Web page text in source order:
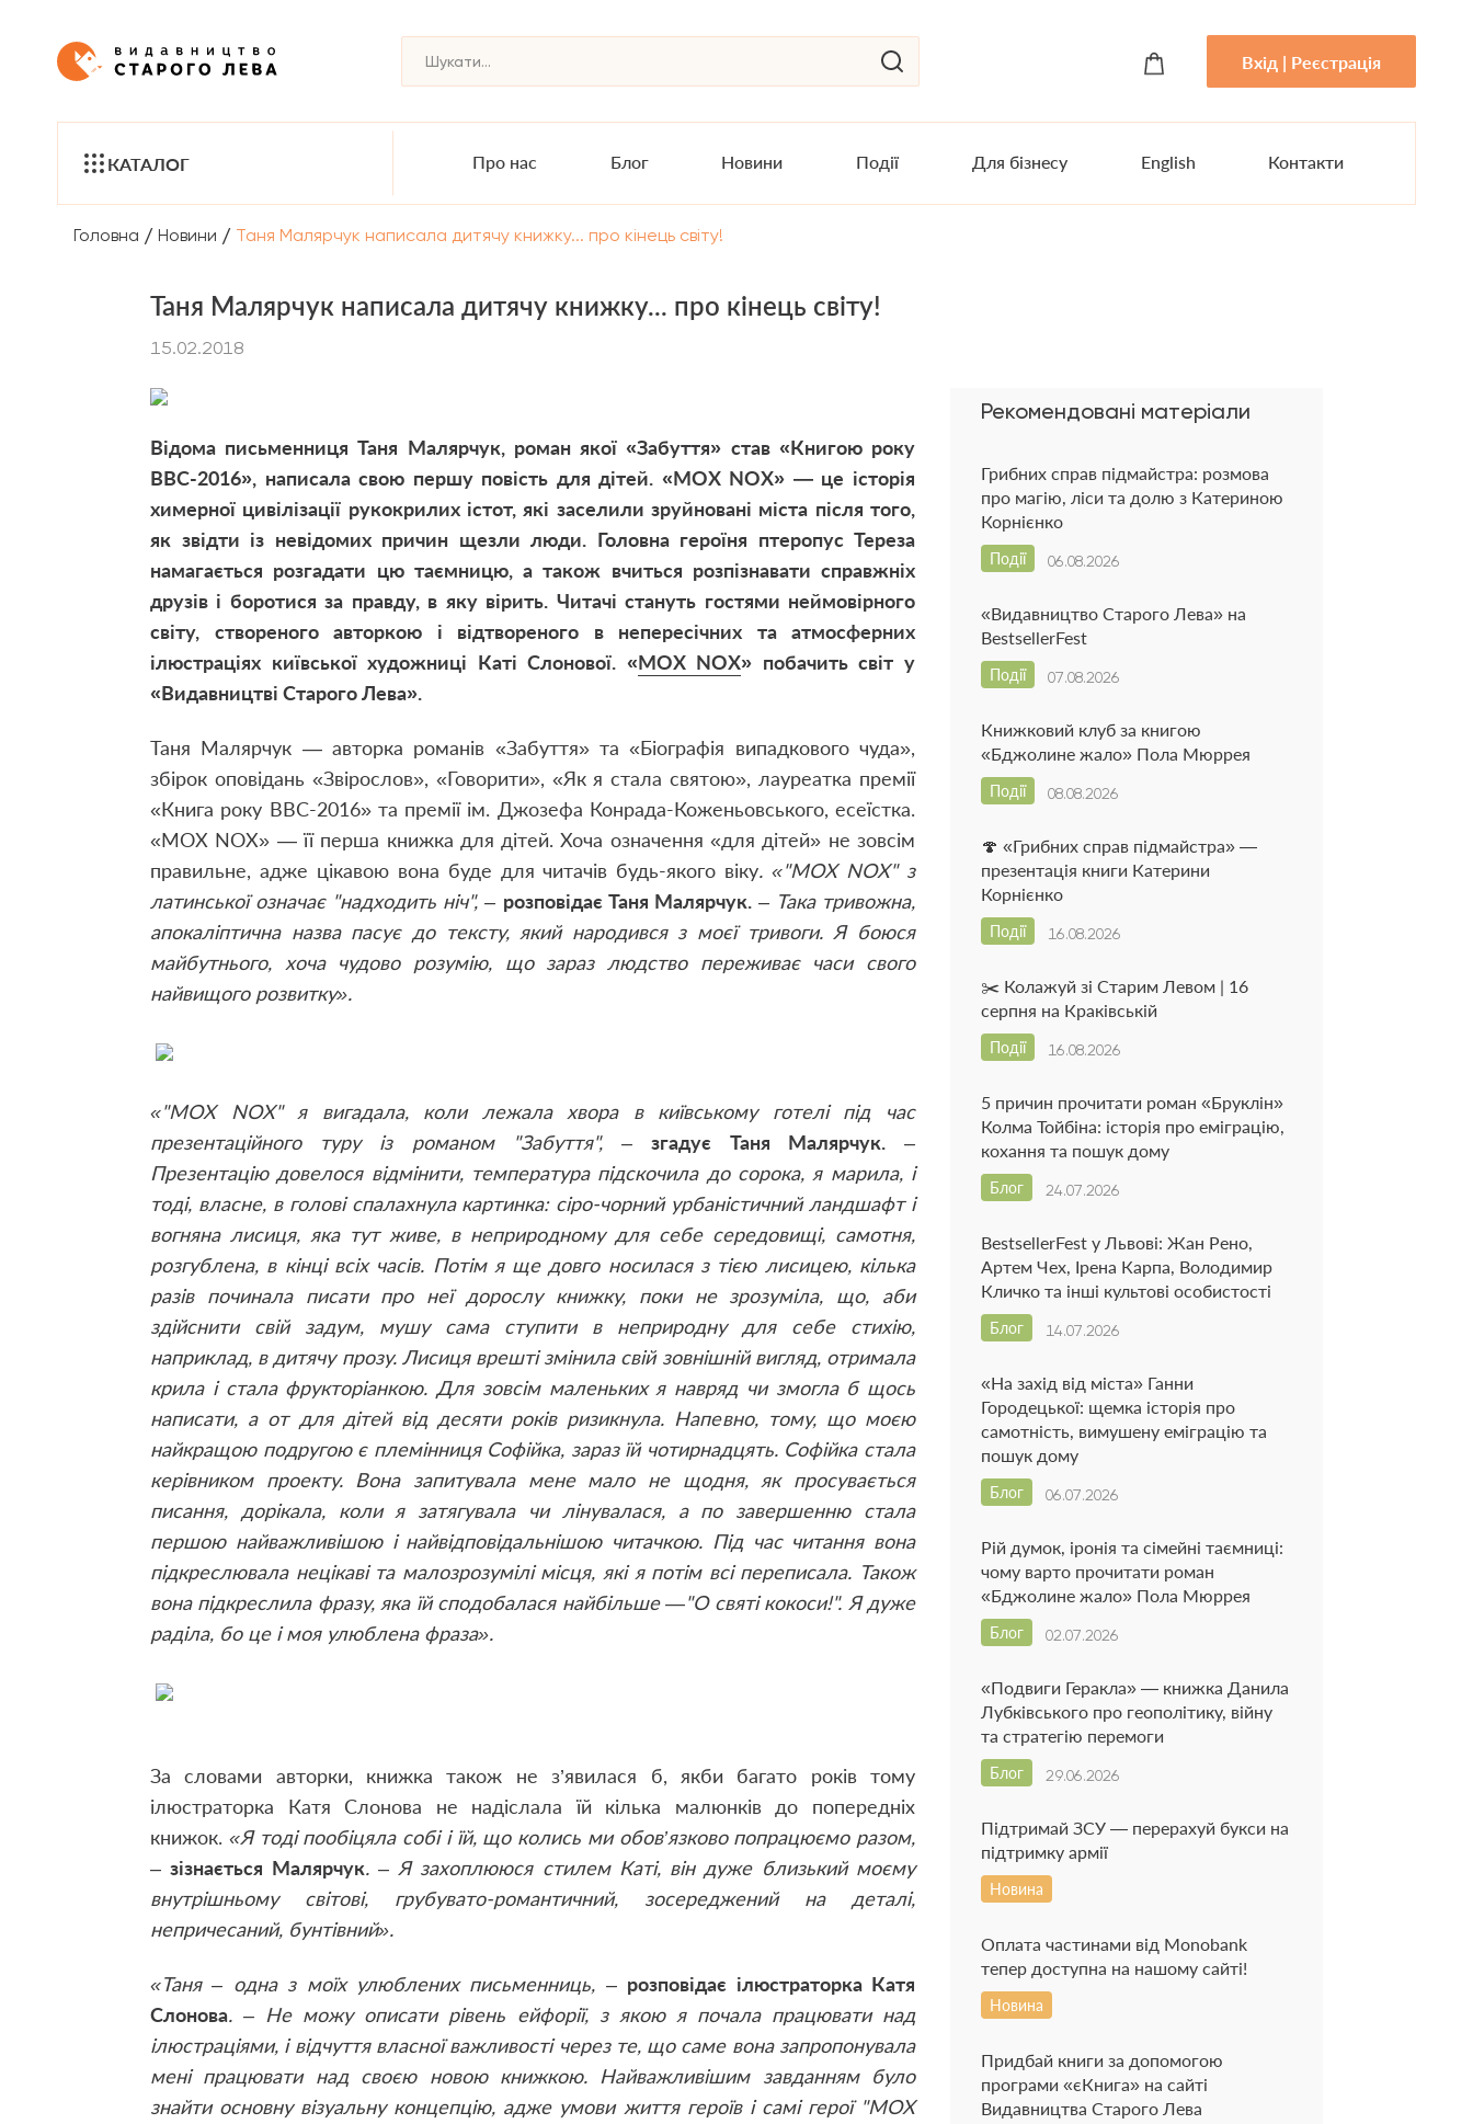
Вхід | Реєстрація
КАТАЛОГ Про нас Блог Новини Події Для бізнесу English Контакти
Головна / Новини / Таня Малярчук написала дитячу книжку... про кінець світу!
Таня Малярчук написала дитячу книжку... про кінець світу!
15.02.2018
Відома письменниця Таня Малярчук, роман якої «Забуття» став «Книгою року
ВВС-2016», написала свою першу повість для дітей. «MOX NOX» — це історія
химерної цивілізації рукокрилих істот, які заселили зруйновані міста після того,
як звідти із невідомих причин щезли люди. Головна героїня птеропус Тереза
намагається розгадати цю таємницю, а також вчиться розпізнавати справжніх
друзів і боротися за правду, в яку вірить. Читачі стануть гостями неймовірного
світу, створеного авторкою і відтвореного в непересічних та атмосферних
ілюстраціях київської художниці Каті Слонової. «MOX NOX» побачить світ у
«Видавництві Старого Лева».
Таня Малярчук — авторка романів «Забуття» та «Біографія випадкового чуда»,
збірок оповідань «Звірослов», «Говорити», «Як я стала святою», лауреатка премії
«Книга року ВВС-2016» та премії ім. Джозефа Конрада-Коженьовського, есеїстка.
«MOX NOX» — її перша книжка для дітей. Хоча означення «для дітей» не зовсім
правильне, адже цікавою вона буде для читачів будь-якого віку. «"MOX NOX" з
латинської означає "надходить ніч", – розповідає Таня Малярчук.– Така тривожна,
апокаліптична назва пасує до тексту, який народився з моєї тривоги. Я боюся
майбутнього, хоча чудово розумію, що зараз людство переживає часи свого
найвищого розвитку».
«"MOX NOX" я вигадала, коли лежала хвора в київському готелі під час
презентаційного туру із романом "Забуття", –згадує Таня Малярчук.–
Презентацію довелося відмінити, температура підскочила до сорока, я марила, і
тоді, власне, в голові спалахнула картинка: сіро-чорний урбаністичний ландшафт і
вогняна лисиця, яка тут живе, в неприродному для себе середовищі, самотня,
розгублена, в кінці всіх часів. Потім я ще довго носилася з тією лисицею, кілька
разів починала писати про неї дорослу книжку, поки не зрозуміла, що, аби
здійснити свій задум, мушу сама ступити в неприродну для себе стихію,
наприклад, в дитячу прозу. Лисиця врешті змінила свій зовнішній вигляд, отримала
крила і стала фрукторіанкою. Для зовсім маленьких я навряд чи змогла б щось
написати, а от для дітей від десяти років ризикнула. Напевно, тому, що моєю
найкращою подругою є племінниця Софійка, зараз їй чотирнадцять. Софійка стала
керівником проекту. Вона запитувала мене мало не щодня, як просувається
писання, дорікала, коли я затягувала чи лінувалася, а по завершенню стала
першою найважливішою і найвідповідальнішою читачкою. Під час читання вона
підкреслювала нецікаві та малозрозумілі місця, які я потім всі переписала. Також
вона підкреслила фразу, яка їй сподобалася найбільше —"О святі кокоси!". Я дуже
раділа, бо це і моя улюблена фраза».
За словами авторки, книжка також не з’явилася б, якби багато років тому
ілюстраторка Катя Слонова не надіслала їй кілька малюнків до попередніх
книжок. «Я тоді пообіцяла собі і їй, що колись ми обов’язково попрацюємо разом,
–зізнається Малярчук. – Я захоплююся стилем Каті, він дуже близький моєму
внутрішньому світові, грубувато-романтичний, зосереджений на деталі,
непричесаний, бунтівний».
«Таня – одна з моїх улюблених письменниць, – розповідає ілюстраторка Катя
Слонова. – Не можу описати рівень ейфорії, з якою я почала працювати над
ілюстраціями, і відчуття власної важливості через те, що саме вона запропонувала
мені працювати над своєю новою книжкою. Найважливішим завданням було
знайти основну візуальну концепцію, адже умови життя героїв і самі герої "MOX
Рекомендовані матеріали
Грибних справ підмайстра: розмова
про магію, ліси та долю з Катериною
Корнієнко
06.08.2026
Події
«Видавництво Старого Лева» на
BestsellerFest
07.08.2026
Події
Книжковий клуб за книгою
«Бджолине жало» Пола Мюррея
08.08.2026
Події
🍄 «Грибних справ підмайстра» —
презентація книги Катерини
Корнієнко
16.08.2026
Події
✂️ Колажуй зі Старим Левом | 16
серпня на Краківській
16.08.2026
Події
5 причин прочитати роман «Бруклін»
Колма Тойбіна: історія про еміграцію,
кохання та пошук дому
24.07.2026
Блог
BestsellerFest у Львові: Жан Рено,
Артем Чех, Ірена Карпа, Володимир
Кличко та інші культові особистості
14.07.2026
Блог
«На захід від міста» Ганни
Городецької: щемка історія про
самотність, вимушену еміграцію та
пошук дому
06.07.2026
Блог
Рій думок, іронія та сімейні таємниці:
чому варто прочитати роман
«Бджолине жало» Пола Мюррея
02.07.2026
Блог
«Подвиги Геракла» — книжка Данила
Лубківського про геополітику, війну
та стратегію перемоги
29.06.2026
Блог
Підтримай ЗСУ — перерахуй букси на
підтримку армії
Новина
Оплата частинами від Monobank
тепер доступна на нашому сайті!
Новина
Придбай книги за допомогою
програми «єКнига» на сайті
Видавництва Старого Лева